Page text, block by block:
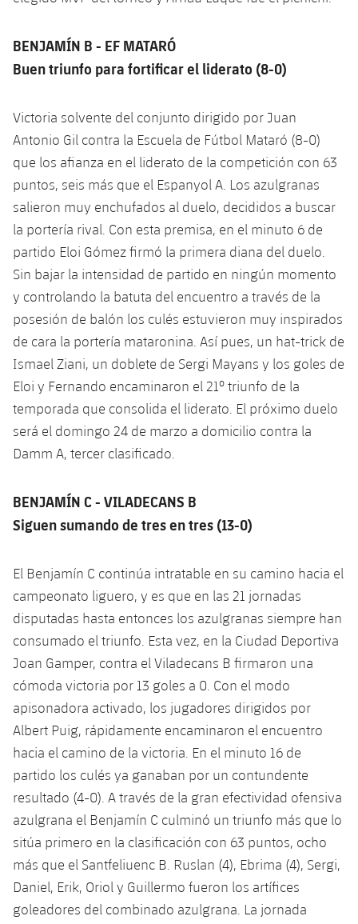
BENJAMÍN B - EF MATARÓ
Buen triunfo para fortificar el liderato (8-0)
Victoria solvente del conjunto dirigido por Juan
Antonio Gil contra la Escuela de Fútbol Mataró (8-0)
que los afianza en el liderato de la competición con 63
puntos, seis más que el Espanyol A. Los azulgranas
salieron muy enchufados al duelo, decididos a buscar
la portería rival. Con esta premisa, en el minuto 6 de
partido Eloi Gómez firmó la primera diana del duelo.
Sin bajar la intensidad de partido en ningún momento
y controlando la batuta del encuentro a través de la
posesión de balón los culés estuvieron muy inspirados
de cara la portería mataronina. Así pues, un hat-trick de
Ismael Ziani, un doblete de Sergi Mayans y los goles de
Eloi y Fernando encaminaron el 21º triunfo de la
temporada que consolida el liderato. El próximo duelo
será el domingo 24 de marzo a domicilio contra la
Damm A, tercer clasificado.
BENJAMÍN C - VILADECANS B
Siguen sumando de tres en tres (13-0)
El Benjamín C continúa intratable en su camino hacia el
campeonato liguero, y es que en las 21 jornadas
disputadas hasta entonces los azulgranas siempre han
consumado el triunfo. Esta vez, en la Ciudad Deportiva
Joan Gamper, contra el Viladecans B firmaron una
cómoda victoria por 13 goles a 0. Con el modo
apisonadora activado, los jugadores dirigidos por
Albert Puig, rápidamente encaminaron el encuentro
hacia el camino de la victoria. En el minuto 16 de
partido los culés ya ganaban por un contundente
resultado (4-0). A través de la gran efectividad ofensiva
azulgrana el Benjamín C culminó un triunfo más que lo
sitúa primero en la clasificación con 63 puntos, ocho
más que el Santfeliuenc B. Ruslan (4), Ebrima (4), Sergi,
Daniel, Erik, Oriol y Guillermo fueron los artífices
goleadores del combinado azulgrana. La jornada